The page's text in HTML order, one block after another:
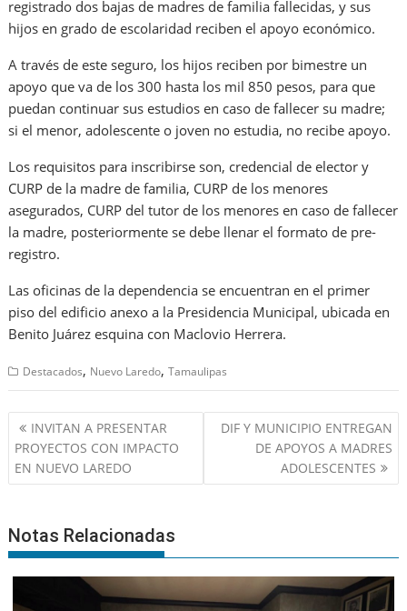
registrado dos bajas de madres de familia fallecidas, y sus
hijos en grado de escolaridad reciben el apoyo económico.
A través de este seguro, los hijos reciben por bimestre un
apoyo que va de los 300 hasta los mil 850 pesos, para que
puedan continuar sus estudios en caso de fallecer su madre;
si el menor, adolescente o joven no estudia, no recibe apoyo.
Los requisitos para inscribirse son, credencial de elector y
CURP de la madre de familia, CURP de los menores
asegurados, CURP del tutor de los menores en caso de fallecer
la madre, posteriormente se debe llenar el formato de pre-
registro.
Las oficinas de la dependencia se encuentran en el primer
piso del edificio anexo a la Presidencia Municipal, ubicada en
Benito Juárez esquina con Maclovio Herrera.
Destacados, Nuevo Laredo,Tamaulipas
Navegación
de
entradas
INVITAN A PRESENTAR
PROYECTOS CON IMPACTO
EN NUEVO LAREDO
DIF Y MUNICIPIO ENTREGAN
DE APOYOS A MADRES
ADOLESCENTES
Notas Relacionadas